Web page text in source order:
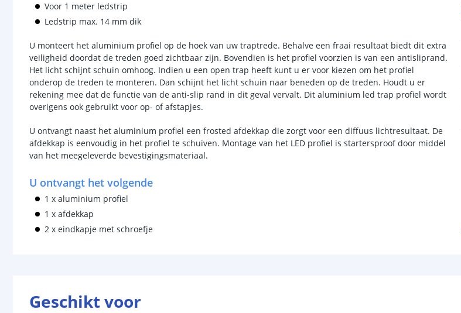
Voor 1 meter ledstrip
Ledstrip max. 14 mm dik
U monteert het aluminium profiel op de hoek van uw traptrede. Behalve een fraai resultaat biedt dit extra
veiligheid doordat de treden goed zichtbaar zijn. Bovendien is het profiel voorzien is van een antisliprand.
Het licht schijnt schuin omhoog. Indien u een open trap heeft kunt u er voor kiezen om het profiel
onderop de treden te monteren. Dan schijnt het licht schuin naar beneden op de treden. Houdt u er
rekening mee dat de functie van de anti-slip rand in dit geval vervalt. Dit aluminium led trap profiel wordt
overigens ook gebruikt voor op- of afstapjes.
U ontvangt naast het aluminium profiel een frosted afdekkap die zorgt voor een diffuus lichtresultaat. De
afdekkap is eenvoudig in het profiel te schuiven. Montage van het LED profiel is startersproof door middel
van het meegeleverde bevestigingsmateriaal.
U ontvangt het volgende
1 x aluminium profiel
1 x afdekkap
2 x eindkapje met schroefje
Geschikt voor